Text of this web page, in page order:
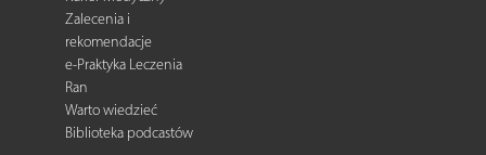
Zalecenia i
rekomendacje
e-Praktyka Leczenia
Ran
Warto wiedzieć
Biblioteka podcastów